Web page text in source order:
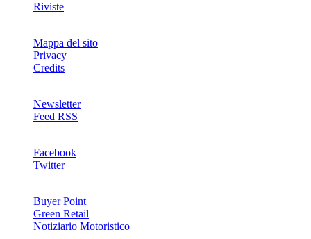
Riviste
Mappa del sito
Privacy
Credits
Newsletter
Feed RSS
Facebook
Twitter
Buyer Point
Green Retail
Notiziario Motoristico